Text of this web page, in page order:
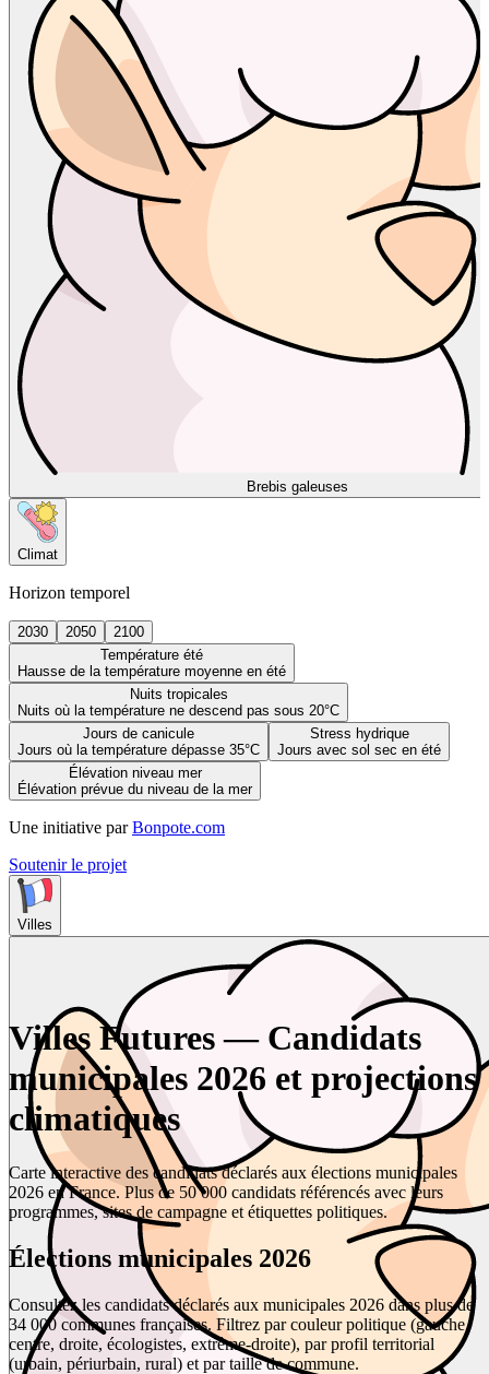
Brebis galeuses
Climat
Horizon temporel
2030 2050
2100
Température été
Hausse de la température moyenne en été
Nuits tropicales
Nuits où la température ne descend pas sous 20°C
Jours de canicule
Jours où la température dépasse 35°C
Stress hydrique
Jours avec sol sec en été
Élévation niveau mer
Élévation prévue du niveau de la mer
Une initiative par Bonpote.com
Soutenir le projet
Villes
Villes Futures — Candidats
municipales 2026 et projections
climatiques
Carte interactive des candidats déclarés aux élections municipales
2026 en France. Plus de 50 000 candidats référencés avec leurs
programmes, sites de campagne et étiquettes politiques.
Élections municipales 2026
Consultez les candidats déclarés aux municipales 2026 dans plus de
34 000 communes françaises. Filtrez par couleur politique (gauche,
centre, droite, écologistes, extrême-droite), par profil territorial
(urbain, périurbain, rural) et par taille de commune.